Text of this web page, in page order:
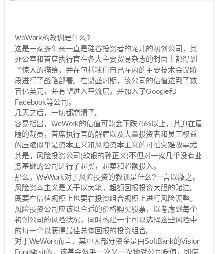
WeWork的教训是什么?
这是一家多年来一直是硅谷投资者的宠儿的初创公司，其
办公室和首席执行官在各大主要贸易杂志的封面上都得到
了惊人的描绘，并在包括我们自己在内的主要技术会议阶
段进行了战略部署。在鼎盛时期，该公司的估值达到了数
百亿美元，并有望进入平流层，并加入了Google和
Facebook等公司。
几天之后，一切都崩溃了。
容易指出，WeWork的估值可能会下跌75%以上，其迫在眉
睫的裁员，首席执行官的解雇以及大量投资者和员工权益
的压缩似乎是资本主义和风险资本主义的可怕灾难故事尤
其是。风险投资公司(软银的孙正义)不但对一家几乎没有业
务基础的公司进行了超买，超卖和超额投入。
那么，WeWork对于风险投资的教训是什么?一言以蔽之。
风险资本主义是关于以大笔，超额回报投资大胆的赌注。
既要在估值规模上也要在投资组合规模上进行风险调整。
风险投资公司应该以合适的价格购买股票，以考虑到每个
初创公司的风险状况，同时构建一个可以选择这些风险中
的每一个以获得最佳总体回报的投资组合。
对于WeWork而言，其中大部分资金是由SoftBank的Vision
Fund驱动的，该基金似乎一次又一次地对公司贬值，即使